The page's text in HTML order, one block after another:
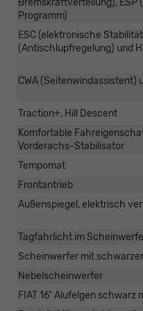
Programm)
ESC (elektronische
(Antischlupfregelung) und
CWA (Seitenwindassistent)
Traction+, Hill Descent
Komfortable
Vorderachs-Stabilisator
Tempomat
Frontantrieb
Außenspiegel, elektrisch
Tagfahrlicht im
Scheinwerfer mit
Nebelscheinwerfer
FIAT 16" Alufelgen schwarz